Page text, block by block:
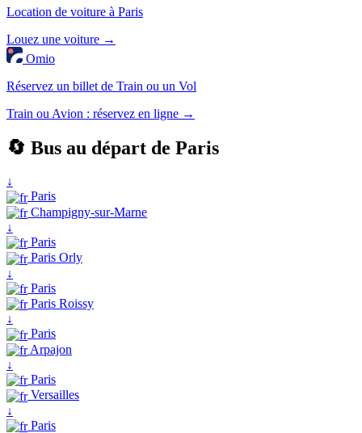
Location de voiture à Paris
Louez une voiture →
Omio
Réservez un billet de Train ou un Vol
Train ou Avion : réservez en ligne →
🔄 Bus au départ de Paris
↓
Paris
Champigny-sur-Marne
↓
Paris
Paris Orly
↓
Paris
Paris Roissy
↓
Paris
Arpajon
↓
Paris
Versailles
↓
Paris